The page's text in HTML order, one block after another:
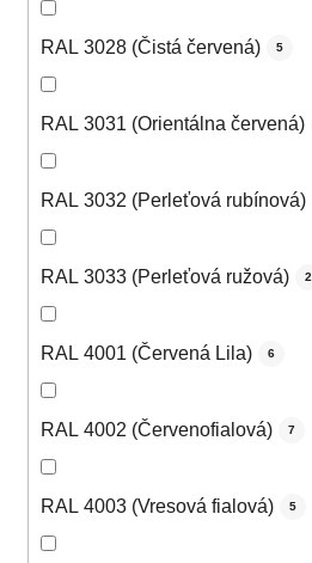
RAL 3028 (Čistá červená) 5
RAL 3031 (Orientálna červená)
RAL 3032 (Perleťová rubínová)
RAL 3033 (Perleťová ružová) 2
RAL 4001 (Červená Lila) 6
RAL 4002 (Červenofialová) 7
RAL 4003 (Vresová fialová) 5